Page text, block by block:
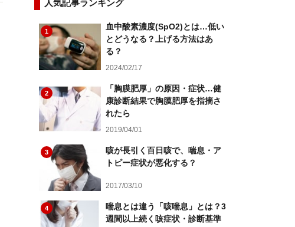
人気記事ランキング
1
血中酸素濃度(SpO2)とは…低い
とどうなる？上げる方法はあ
る？
2024/02/17
2
「胸膜肥厚」の原因・症状…健
康診断結果で胸膜肥厚を指摘さ
れたら
2019/04/01
3
咳が長引く百日咳で、喘息・ア
トピー症状が悪化する？
2017/03/10
4
喘息とは違う「咳喘息」とは？3
週間以上続く咳症状・診断基準